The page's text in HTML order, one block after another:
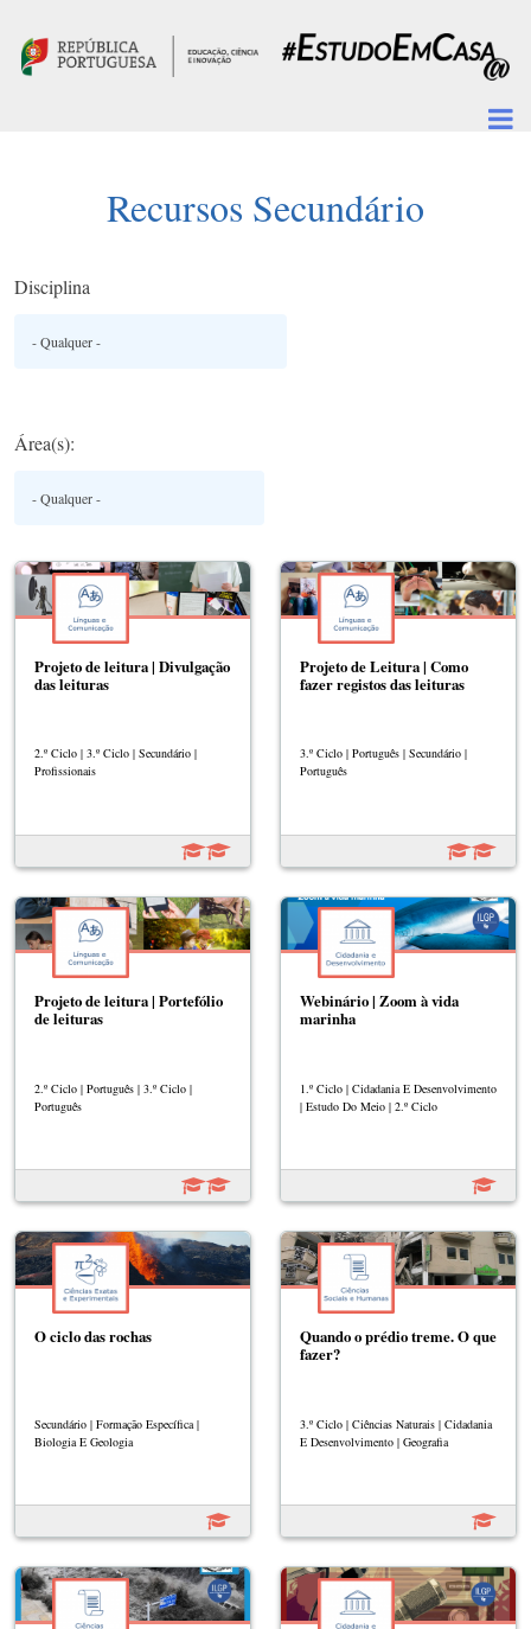
Recursos Secundário
Disciplina
Área(s):
Projeto de leitura | Divulgação
das leituras
2.º Ciclo | 3.º Ciclo | Secundário |
Profissionais
Projeto de Leitura | Como
fazer registos das leituras
3.º Ciclo | Português | Secundário |
Português
Projeto de leitura | Portefólio
de leituras
2.º Ciclo | Português | 3.º Ciclo |
Português
Webinário | Zoom à vida
marinha
1.º Ciclo | Cidadania E Desenvolvimento
| Estudo Do Meio | 2.º Ciclo
O ciclo das rochas
Secundário | Formação Específica |
Biologia E Geologia
Quando o prédio treme. O que
fazer?
3.º Ciclo | Ciências Naturais | Cidadania
E Desenvolvimento | Geografia